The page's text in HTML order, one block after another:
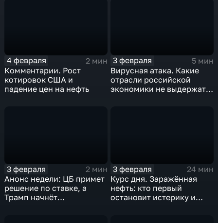
4 февраля
2 мин
Комментарии. Рост
котировок США и
падение цен на нефть
3 февраля
5 мин
Вирусная атака. Какие
отрасли российской
экономики не выдержат
3 февраля
2 мин
Анонс недели: ЦБ примет
решение по ставке, а
Трамп начнёт
3 февраля
24 мин
Курс дня. Заражённая
нефть: кто первый
остановит истерику и